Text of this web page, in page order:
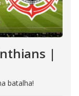
|
batalha!